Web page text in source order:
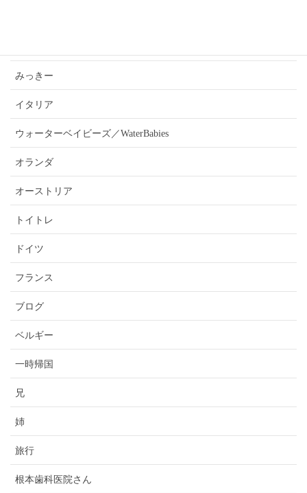
みっきー
イタリア
ウォーターベイビーズ／WaterBabies
オランダ
オーストリア
トイトレ
ドイツ
フランス
ブログ
ベルギー
一時帰国
兄
姉
旅行
根本歯科医院さん